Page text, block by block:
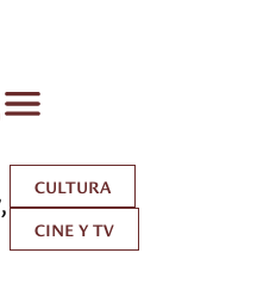
CULTURA
CINE Y TV